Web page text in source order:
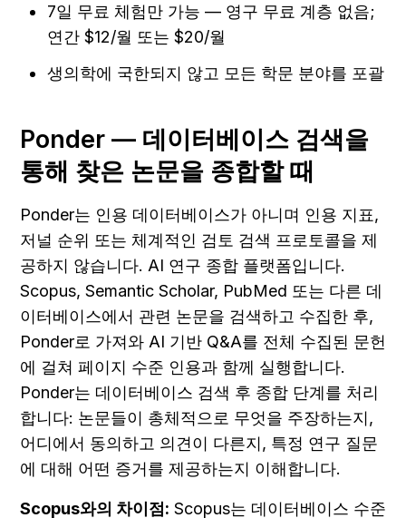
7일 무료 체험만 가능 — 영구 무료 계층 없음;
연간 $12/월 또는 $20/월
생의학에 국한되지 않고 모든 학문 분야를 포괄
Ponder — 데이터베이스 검색을
통해 찾은 논문을 종합할 때
Ponder는 인용 데이터베이스가 아니며 인용 지표,
저널 순위 또는 체계적인 검토 검색 프로토콜을 제
공하지 않습니다. AI 연구 종합 플랫폼입니다.
Scopus, Semantic Scholar, PubMed 또는 다른 데
이터베이스에서 관련 논문을 검색하고 수집한 후,
Ponder로 가져와 AI 기반 Q&A를 전체 수집된 문헌
에 걸쳐 페이지 수준 인용과 함께 실행합니다.
Ponder는 데이터베이스 검색 후 종합 단계를 처리
합니다: 논문들이 총체적으로 무엇을 주장하는지,
어디에서 동의하고 의견이 다른지, 특정 연구 질문
에 대해 어떤 증거를 제공하는지 이해합니다.
Scopus와의 차이점: Scopus는 데이터베이스 수준